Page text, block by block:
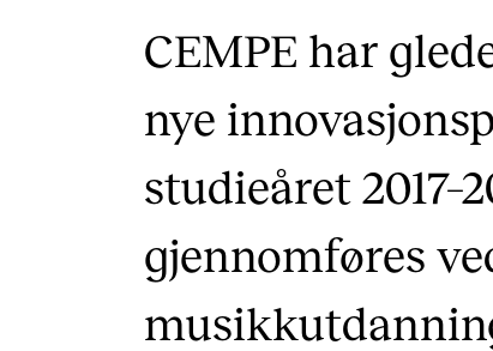
CEMPE har
nye
studieåret
gjennomføres